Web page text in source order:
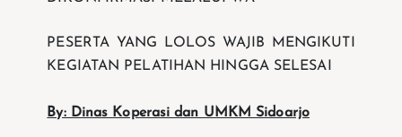
PESERTA YANG LOLOS WAJIB MENGIKUTI
KEGIATAN PELATIHAN HINGGA SELESAI
By: Dinas Koperasi dan UMKM Sidoarjo